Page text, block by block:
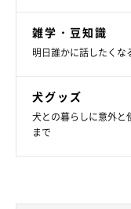
プ with イッヌ！』。
したいです！」
写真提供・取材協力／
※この記事は投稿者さ
ます。
雑学・豆知識
明日誰かに話したくな
犬グッズ
犬との暮らしに意外と
まで